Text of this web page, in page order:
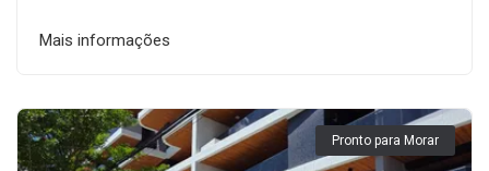
Mais informações
Pronto para Morar